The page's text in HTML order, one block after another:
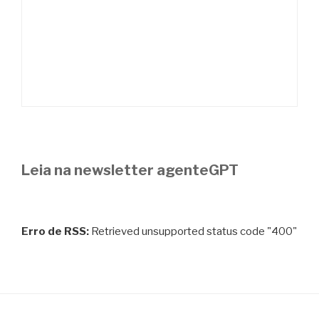
Leia na newsletter agenteGPT
Erro de RSS: Retrieved unsupported status code "400"